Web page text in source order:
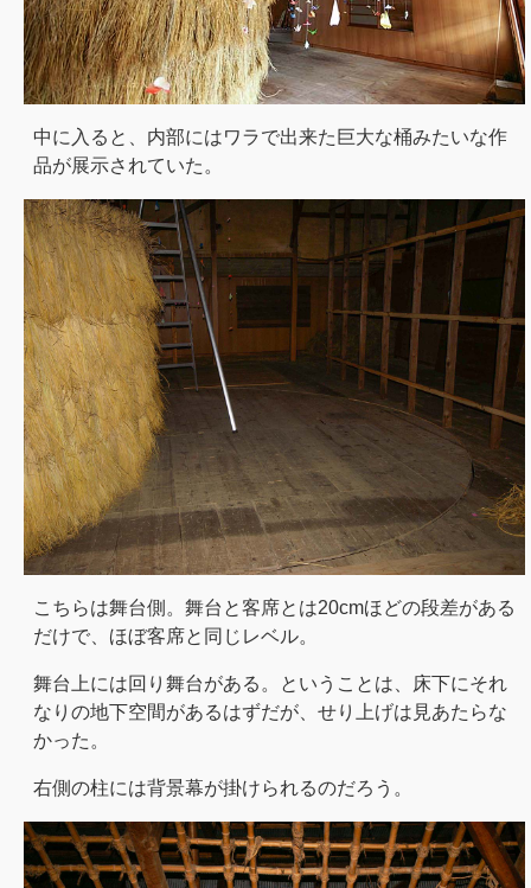
中に入ると、内部にはワラで出来た巨大な桶みたいな作
品が展示されていた。
こちらは舞台側。舞台と客席とは20cmほどの段差がある
だけで、ほぼ客席と同じレベル。
舞台上には回り舞台がある。ということは、床下にそれ
なりの地下空間があるはずだが、せり上げは見あたらな
かった。
右側の柱には背景幕が掛けられるのだろう。